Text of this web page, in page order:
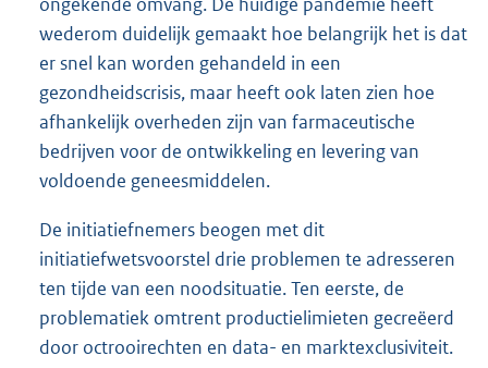
wederom duidelijk gemaakt hoe belangrijk het is dat
er snel kan worden gehandeld in een
gezondheidscrisis, maar heeft ook laten zien hoe
afhankelijk overheden zijn van farmaceutische
bedrijven voor de ontwikkeling en levering van
voldoende geneesmiddelen.
De initiatiefnemers beogen met dit
initiatiefwetsvoorstel drie problemen te adresseren
ten tijde van een noodsituatie. Ten eerste, de
problematiek omtrent productielimieten gecreëerd
door octrooirechten en data- en marktexclusiviteit.